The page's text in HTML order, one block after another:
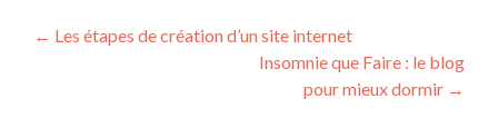
Navigation
← Les étapes de création d’un site internet
Insomnie que Faire : le blog
pour mieux dormir →